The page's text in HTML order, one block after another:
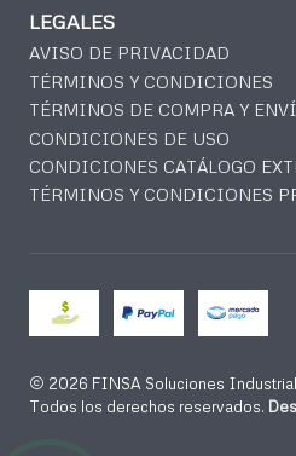
LEGALES
AVISO DE PRIVACIDAD
TÉRMINOS Y CONDICIONES
TÉRMINOS DE COMPRA Y
CONDICIONES DE USO
CONDICIONES CATÁLOGO
TÉRMINOS Y CONDICIONES
2026 FINSA Soluciones
Todos los derechos reservados.